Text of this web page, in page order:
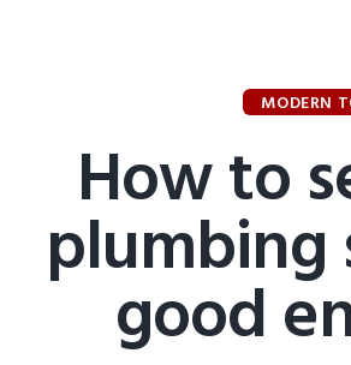
MODERN
How to
plumbing
good